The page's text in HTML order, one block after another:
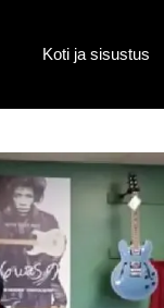
Koti ja sisustus